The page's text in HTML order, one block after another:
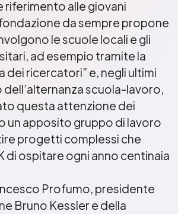
riferimento alle giovani
da sempre propone
le scuole locali e gli
ad esempio tramite la
dei ricercatori” e, negli ultimi
dell’alternanza scuola-lavoro,
questa attenzione dei
un apposito gruppo di lavoro
progetti complessi che
di ospitare ogni anno centinaia
Profumo, presidente
Bruno Kessler e della